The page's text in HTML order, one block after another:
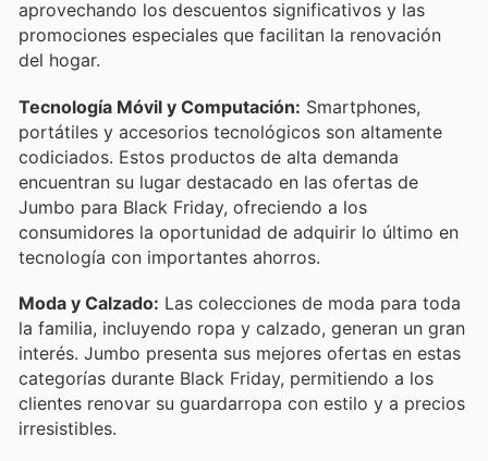
aprovechando los descuentos significativos y las
promociones especiales que facilitan la renovación
del hogar.
Tecnología Móvil y Computación: Smartphones,
portátiles y accesorios tecnológicos son altamente
codiciados. Estos productos de alta demanda
encuentran su lugar destacado en las ofertas de
Jumbo para Black Friday, ofreciendo a los
consumidores la oportunidad de adquirir lo último en
tecnología con importantes ahorros.
Moda y Calzado: Las colecciones de moda para toda
la familia, incluyendo ropa y calzado, generan un gran
interés. Jumbo presenta sus mejores ofertas en estas
categorías durante Black Friday, permitiendo a los
clientes renovar su guardarropa con estilo y a precios
irresistibles.